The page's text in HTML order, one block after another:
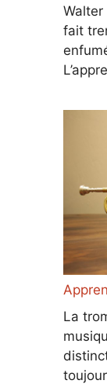
Walter
fait
La